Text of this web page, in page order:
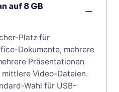
auf 8 GB
Platz für
Dokumente, mehrere
Präsentationen
Video-Dateien.
Wahl für USB-